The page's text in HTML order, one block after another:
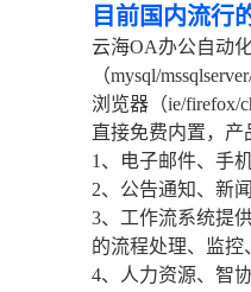
目前国内流行
云海OA办公自动
（mysql/
浏览器（ie/firefox/
直接免费内置，产
1、电子邮件、手
2、公告通知、新
3、工作流系统提
的流程处理、监控
4、人力资源、智